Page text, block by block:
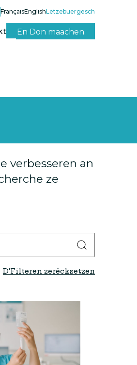
FrançaisEnglishLëtzebuergesch
En Don maachen
verbesseren an
ze
D'Filteren zerécksetzen